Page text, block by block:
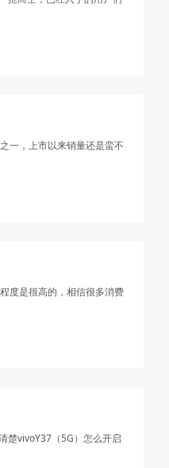
一，上市以来销量还是蛮不
度是很高的，相信很多消费
楚vivoY37（5G）怎么开启